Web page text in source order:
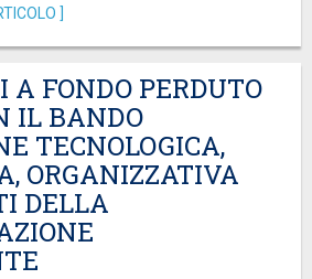
]
A FONDO PERDUTO
IL BANDO
TECNOLOGICA,
ORGANIZZATIVA
DELLA